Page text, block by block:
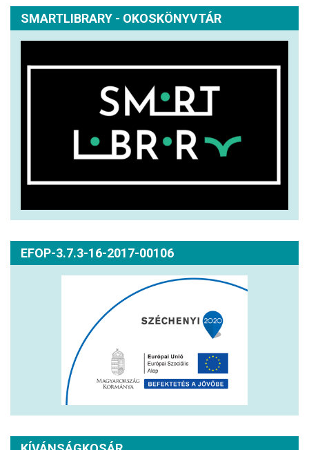
SMARTLIBRARY - OKOSKÖNYVTÁR
EFOP-3.7.3-16-2017-00106